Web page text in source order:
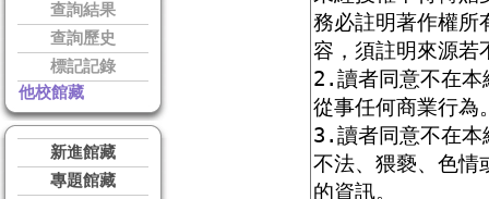
查詢結果
查詢歷史
標記記錄
他校館藏
新進館藏
專題館藏